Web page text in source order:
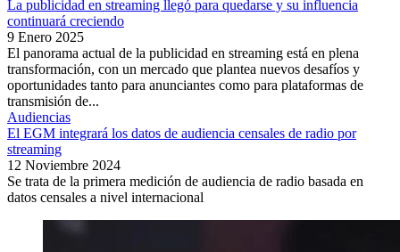
La publicidad en streaming llegó para quedarse y su influencia
continuará creciendo
9 Enero 2025
El panorama actual de la publicidad en streaming está en plena
transformación, con un mercado que plantea nuevos desafíos y
oportunidades tanto para anunciantes como para plataformas de
transmisión de...
Audiencias
El EGM integrará los datos de audiencia censales de radio por
streaming
12 Noviembre 2024
Se trata de la primera medición de audiencia de radio basada en
datos censales a nivel internacional